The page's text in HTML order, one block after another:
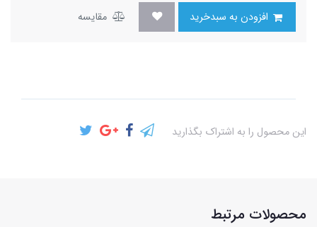
مقایسه
این محصول را به اشتراک بگذارید
محصولات مرتبط